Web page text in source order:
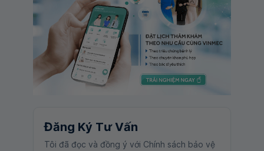
Đăng Ký Tư Vấn
Tôi đã đọc và đồng ý với Chính sách bảo vệ